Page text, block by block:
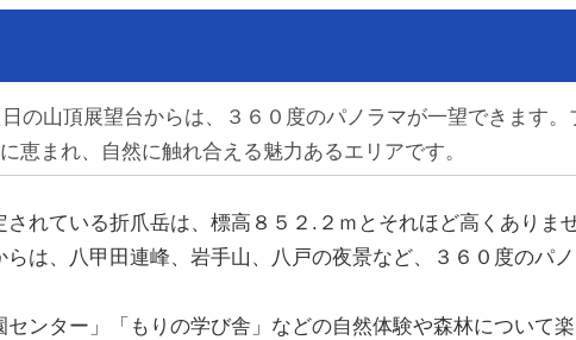
の山頂展望台からは、３６０度のパノラマが一望できます。
恵まれ、自然に触れ合える魅力あるエリアです。
れている折爪岳は、標高８５２.２ｍとそれほど高くありま
は、八甲田連峰、岩手山、八戸の夜景など、３６０度のパ
ンター」「もりの学び舎」などの自然体験や森林について